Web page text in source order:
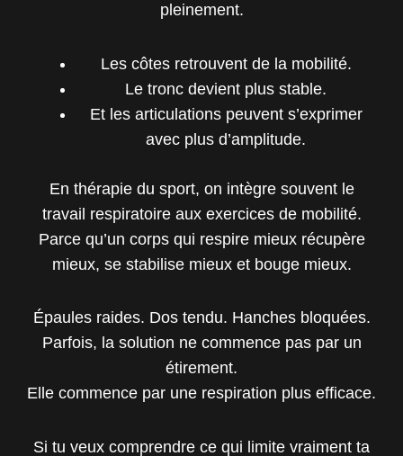
pleinement.
Les côtes retrouvent de la mobilité.
Le tronc devient plus stable.
Et les articulations peuvent s’exprimer
avec plus d’amplitude.
En thérapie du sport, on intègre souvent le
travail respiratoire aux exercices de mobilité.
Parce qu’un corps qui respire mieux récupère
mieux, se stabilise mieux et bouge mieux.
Épaules raides. Dos tendu. Hanches bloquées.
Parfois, la solution ne commence pas par un
étirement.
Elle commence par une respiration plus efficace.
Si tu veux comprendre ce qui limite vraiment ta